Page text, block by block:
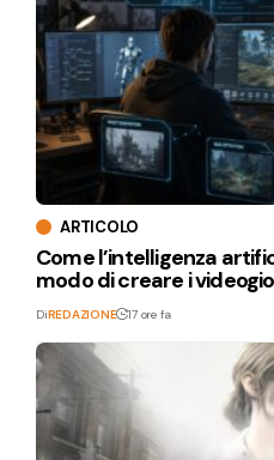
ARTICOLO
Come l’intelligenza
modo di creare i
DiREDAZIONE 17 ore fa